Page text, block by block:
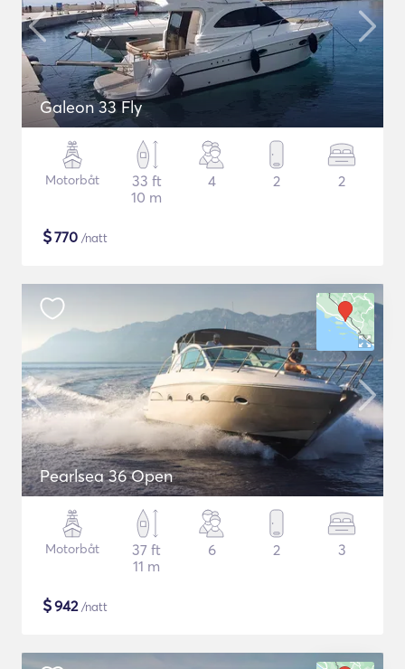
Galeon 33 Fly
Motorbåt
33 ft
10 m
4 2 2
$770 /natt
Pearlsea 36 Open
Motorbåt
37 ft
11 m
6 2 3
$942/natt